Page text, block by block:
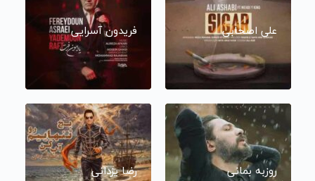
علی اصحابی فریدون آسرایی
روزبه بمانی رضا یزدانی